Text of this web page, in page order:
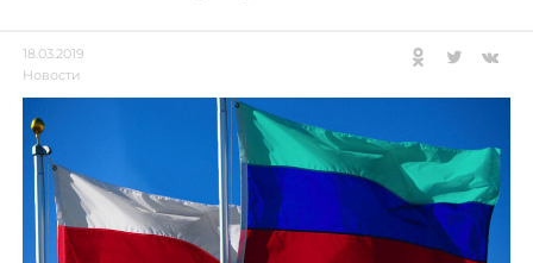
18.03.2019
Новости